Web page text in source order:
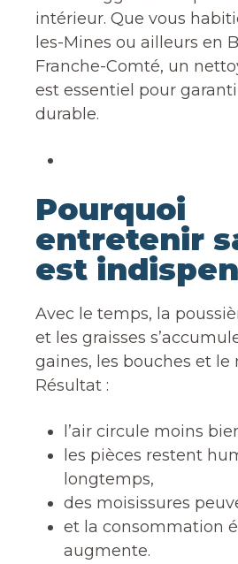
intérieur. Que vous
les-Mines ou ailleurs en
Franche-Comté, un
est essentiel pour
durable.
Pourquoi
entretenir
est
Avec le temps, la
et les graisses
gaines, les bouches et le
Résultat :
l’air circule moins
les pièces restent
longtemps,
des moisissures
et la consommation
augmente.